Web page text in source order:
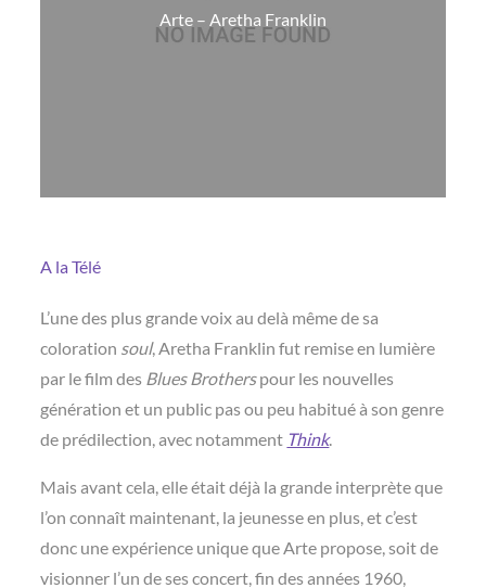
Arte – Aretha Franklin
A la Télé
L’une des plus grande voix au delà même de sa
coloration soul, Aretha Franklin fut remise en lumière
par le film des Blues Brotherspour les nouvelles
génération et un public pas ou peu habitué à son genre
de prédilection, avec notamment Think.
Mais avant cela, elle était déjà la grande interprète que
l’on connaît maintenant, la jeunesse en plus, et c’est
donc une expérience unique que Arte propose, soit de
visionner l’un de ses concert, fin des années 1960,